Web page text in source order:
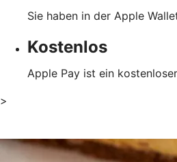
Sie haben in der Apple
Kostenlos
Apple Pay ist ein
>